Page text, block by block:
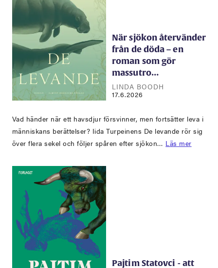
När sjökon återvänder
från de döda – en
roman som gör
massutro…
LINDA BOODH
17.6.2026
Vad händer när ett havsdjur försvinner, men fortsätter leva i
människans berättelser? Iida Turpeinens De levande rör sig
över flera sekel och följer spåren efter sjökon… Läs mer
Pajtim Statovci - att